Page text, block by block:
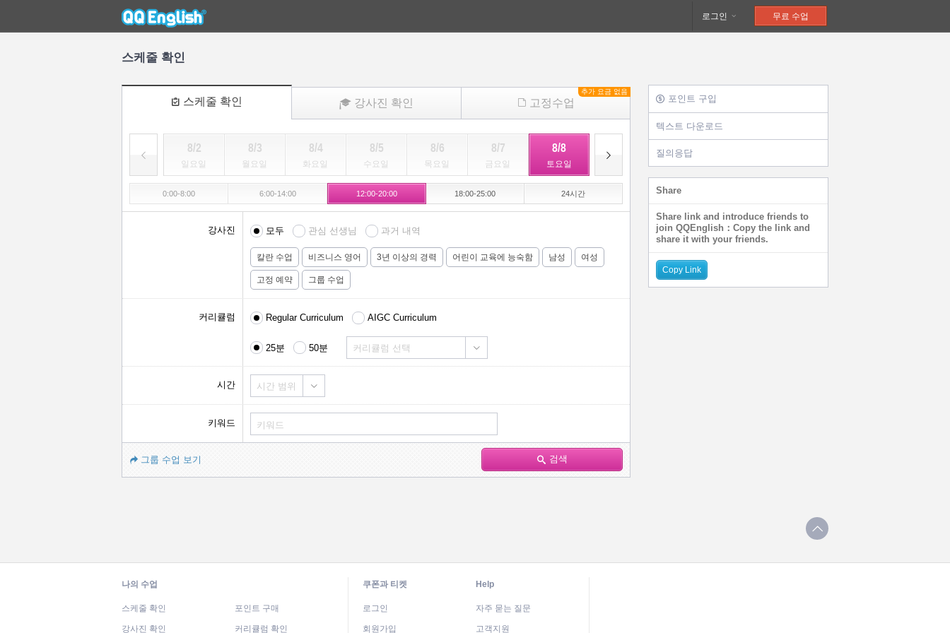
로그인 무료 수업
스케줄 확인
스케줄 확인 강사진 확인 고정수업
추가 요금 없음
8/2
일요일
8/3
월요일
8/4
화요일
8/5
수요일
8/6
목요일
8/7
금요일
8/8
토요일
8/10
월요일 화요일 수요일
0:00-8:00 6:00-14:00 12:00-20:00 18:00-25:00 24시간
강사진 모두 관심 선생님 과거 내역
칼란 수업 비즈니스 영어 3년 이상의 경력 어린이 교육에 능숙함 남성 여성
고정 예약 그룹 수업
커리큘럼 Regular Curriculum AIGC Curriculum
25분 50분 커리큘럼 선택
시간 시간 범위
키워드
그룹 수업 보기 검색
포인트 구입
텍스트 다운로드
질의응답
Share
Share link and introduce friends to
join QQEnglish：Copy the link and
share it with your friends.
Copy Link
나의 수업
스케줄 확인 포인트 구매
강사진 확인 커리큘럼 확인
쿠폰과 티켓
로그인
회원가입
Help
자주 묻는 질문
고객지원